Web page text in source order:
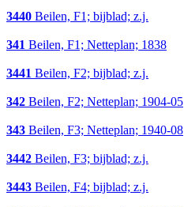
3440 Beilen, F1; bijblad; z.j.
341 Beilen, F1; Netteplan; 1838
3441 Beilen, F2; bijblad; z.j.
342 Beilen, F2; Netteplan; 1904-05
343 Beilen, F3; Netteplan; 1940-08
3442 Beilen, F3; bijblad; z.j.
3443 Beilen, F4; bijblad; z.j.